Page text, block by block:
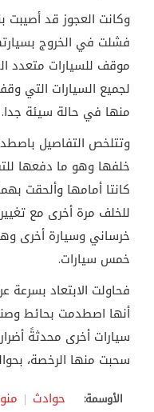
وكانت العجوز قد أصيبت
فشلت في الخروج
موقف للسيارات متعدد
لجميع السيارات التي
منها في حالة سيئة جدا.
وتتلخص التفاصيل
خلفها وهو ما دفعها
كانتا أمامها وألحقت
للخلف مرة أخرى مع
خرساني وسيارة أخرى
خمس سيارات.
فحاولت الابتعاد بسرعة
أنها اصطدمت بحائط
سيارات أخرى محدثةً
سحبت منها الرخصة، بحوالي 50 إلى 70 ألف
الأوسمة: حوادث